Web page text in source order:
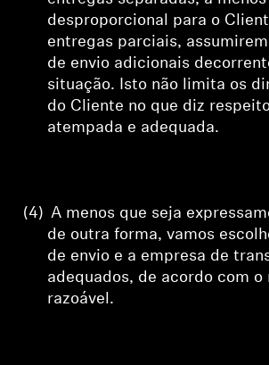
desproporcional para o
entregas parciais,
de envio adicionais
situação. Isto não limita os
do Cliente no que diz
atempada e adequada.
(4) A menos que seja
de outra forma, vamos
de envio e a empresa de
adequados, de acordo com
razoável.